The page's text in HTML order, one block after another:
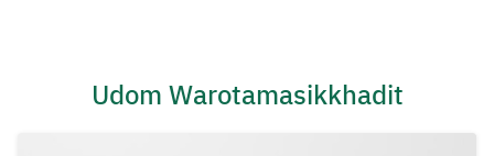
Udom Warotamasikkhadit